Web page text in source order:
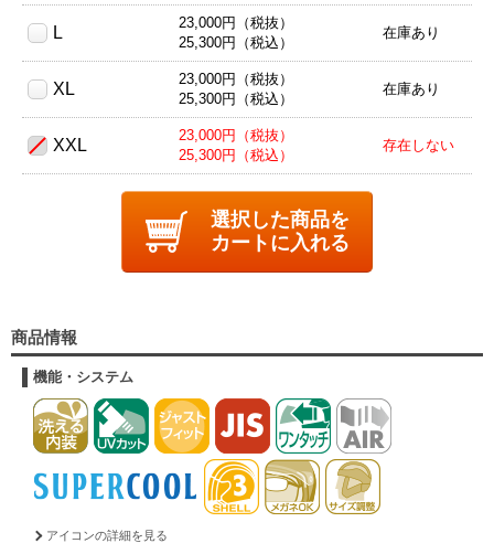
L
23,000円（税抜）
25,300円（税込）
在庫あり
XL
23,000円（税抜）
25,300円（税込）
在庫あり
XXL
23,000円（税抜）
25,300円（税込）
存在しない
選択した商品を
カートに入れる
商品情報
機能・システム
アイコンの詳細を見る